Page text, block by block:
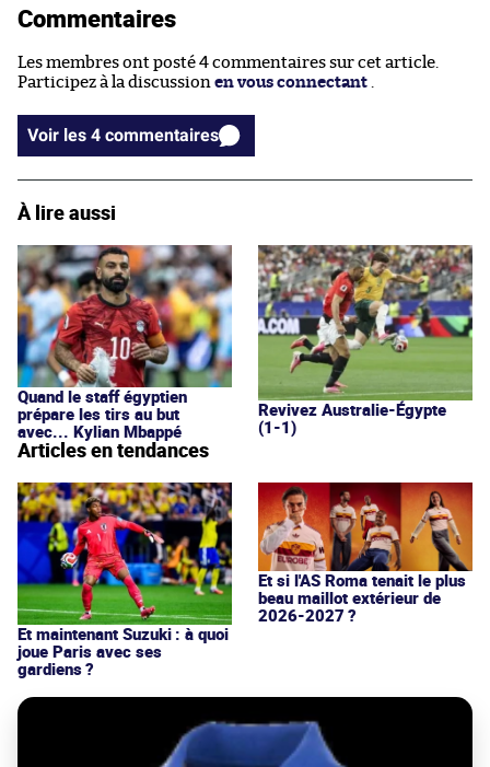
Commentaires
Les membres ont posté 4 commentaires sur cet article.
Participez à la discussion en vous connectant
Voir les 4 commentaires
À lire aussi
Quand le staff égyptien
prépare les tirs au but
avec... Kylian Mbappé
Revivez Australie-Égypte
(1-1)
Articles en tendances
Et maintenant Suzuki : à quoi
joue Paris avec ses
gardiens ?
Et si l'AS Roma tenait le plus
beau maillot extérieur de
2026-2027 ?